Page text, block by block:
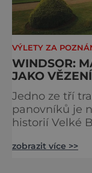
VÝLETY ZA
WINDSOR:
JAKO
Jedno ze tří
panovníků je
historií Velké Británie. Na
Londýna, se
zobrazit více >>